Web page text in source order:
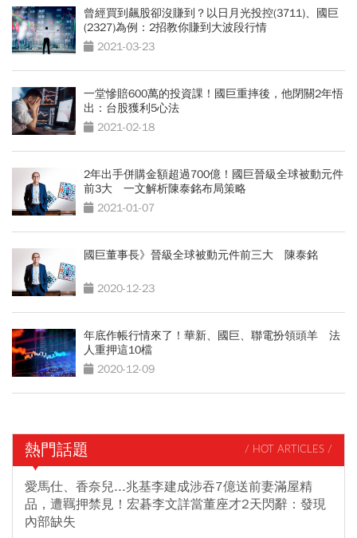
曾經買到飆股卻沒賺到？以日月光投控(3711)、國巨
(2327)為例：2招教你賺到大波段行情
2021-03-23
一堂慘賠600萬的投資課！國巨重摔後，他閉關2年悟
出：台股獲利5心法
2021-02-18
2年出手併購金額超過700億！國巨晉級全球被動元件
前3大 一文解析陳泰銘布局策略
2021-01-07
國巨董事長》晉級全球被動元件前三大 陳泰銘
2020-12-23
年底作帳行情來了！華新、國巨、聯電扮領頭羊 法
人重押這10檔
2020-12-09
熱門話題 / HOT ARTICLES /
愛馬仕、香奈兒...兆基李建成涉吞7億送前妻滿屋精
品，遭羈押禁見！宏碁李文詳當董座才2天閃辭：發現
內部缺失